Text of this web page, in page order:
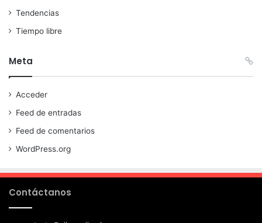
Tendencias
Tiempo libre
Meta
Acceder
Feed de entradas
Feed de comentarios
WordPress.org
Contáctanos